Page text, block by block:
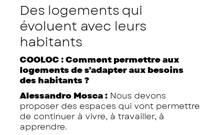
Des logements qui
évoluent avec leurs
habitants
COOLOC : Comment permettre aux
logements de s’adapter aux besoins
des habitants ?
Alessandro Mosca : Nous devons
proposer des espaces qui vont permettre
de continuer à vivre, à travailler, à
apprendre.